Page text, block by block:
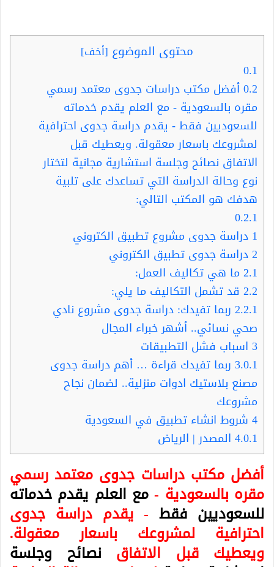
محتوى الموضوع [أخف]
0.1
0.2أفضل مكتب دراسات جدوى معتمد رسمي
مقره بالسعودية - مع العلم يقدم خدماته
للسعوديين فقط - يقدم دراسة جدوى احترافية
لمشروعك باسعار معقولة. ويعطيك قبل
الاتفاق نصائح وجلسة استشارية مجانية لتختار
نوع وحالة الدراسة التي تساعدك على تلبية
هدفك هو المكتب التالي:
0.2.1
1 دراسة جدوى مشروع تطبيق الكتروني
2دراسة جدوى تطبيق الكتروني
2.1ما هي تكاليف العمل:
2.2 قد تشمل التكاليف ما يلي:
2.2.1 ربما تفيدك: دراسة جدوى مشروع نادي
صحي نسائي.. أشهر خبراء المجال
3 اسباب فشل التطبيقات
3.0.1 ربما تفيدك قراءة … أهم دراسة جدوى
مصنع بلاستيك ادوات منزلية.. لضمان نجاح
مشروعك
4 شروط انشاء تطبيق في السعودية
4.0.1 المصدر | الرياض
أفضل مكتب دراسات جدوى معتمد رسمي
مقره بالسعودية - مع العلم يقدم خدماته
للسعوديين فقط- يقدم دراسة جدوى
احترافية لمشروعك باسعار معقولة.
ويعطيك قبل الاتفاق نصائح وجلسة